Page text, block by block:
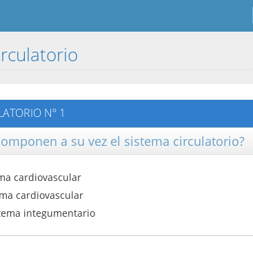
Nº 1
a su vez el sistema circulatorio?
cardiovascular
cardiovascular
integumentario